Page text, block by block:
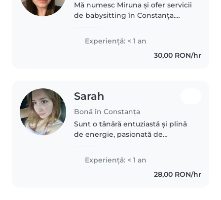
Mă numesc Miruna și ofer servicii
de babysitting în Constanța.
calmă, răbdătoare și atentă la
nevoile copiilor. Deși nu am
experiență profesională în..
Experienţă: < 1 an
30,00 RON/hr
Sarah
Bonă în Constanța
Sunt o tânără entuziastă și plină
de energie, pasionată de
abilități creative precum
desenul, muzica și jocurile
educative. Iubesc animalele de
Experienţă: < 1 an
28,00 RON/hr